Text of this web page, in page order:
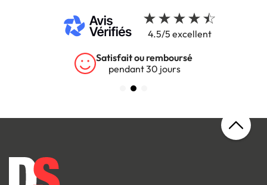
4.5/5 excellent
Garantie 5 ans
sur tous nos produits